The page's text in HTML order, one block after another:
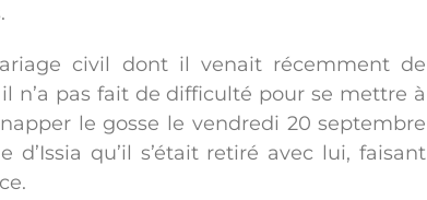
civil dont il venait récemment de
n’a pas fait de difficulté pour se mettre à
le gosse le vendredi 20 septembre
qu’il s’était retiré avec lui, faisant